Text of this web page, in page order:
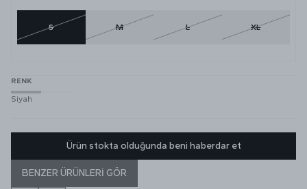
S M L XL
RENK
Siyah
Ürün stokta olduğunda beni haberdar et
BENZER ÜRÜNLERİ GÖR